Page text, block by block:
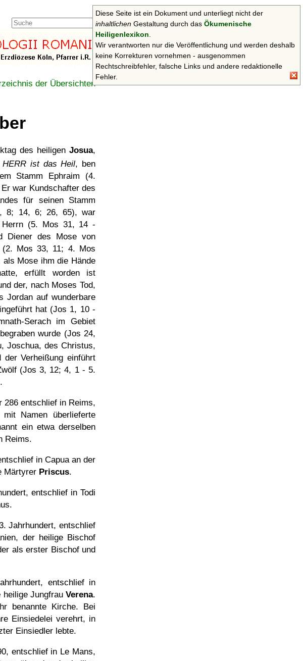
Suchen
der Übersichten
des heiligen Josua,
HERR ist das Heil, ben
Stamm Ephraim (4.
war Kundschafter des
für seinen Stamm
8; 14, 6; 26, 65), war
Herrn (5. Mos 31, 14 -
Diener des Mose von
(2. Mos 33, 11; 4. Mos
als Mose ihm die Hände
erfüllt worden ist
der, nach Moses Tod,
Jordan auf wunderbare
hat (Jos 1, 10 -
Serach im Gebiet
wurde (Jos 24,
Joschua, des Christus,
Verheißung einführt
(Jos 3, 12; 4, 1 - 5.
286 entschlief in Reims,
Namen überlieferte
ein etwa derselben
Reims.
in Capua an der
Märtyrer Priscus.
entschlief in Todi
Jahrhundert, entschlief
der heilige Bischof
als erster Bischof und
entschlief in
heilige Jungfrau Verena.
benannte Kirche. Bei
Einsiedelei verehrt, in
Einsiedler lebte.
entschlief in Le Mans,
Diese Seite ist ein Dokument und unterliegt nicht der
inhaltlichen Gestaltung durch das Ökumenische
Heiligenlexikon
Wir verantworten nur die Veröffentlichung und werden deshalb
keine Korrekturen vornehmen - ausgenommen
Rechtschreibfehler, falsche Links und andere redaktionelle
Fehler.